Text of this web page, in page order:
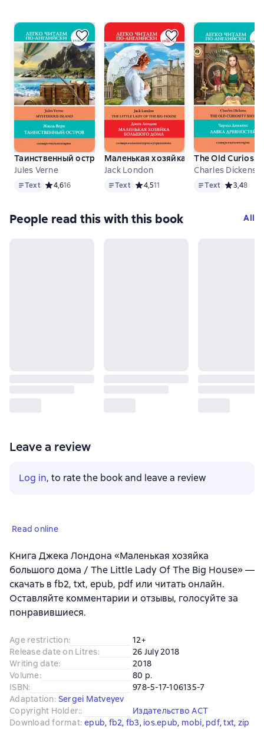
Таинственный остров / Mysterious Island
Jules Verne
TextText Средний рейтинг 4,6 на основе 16 оценок
4,616
Маленькая хозяйка большого дома /
Jack London
TextText Средний рейтинг 4,5 на основе 11
4,511
The Old
Charles Dickens
TextText Средний
3,48
People read this with this book All
Leave a review
Log in, to rate the book and leave a review
Read online
Книга Джека Лондона «Маленькая хозяйка
большого дома / The Little Lady Of The Big House» —
скачать в fb2, txt, epub, pdf или читать онлайн.
Оставляйте комментарии и отзывы, голосуйте за
понравившиеся.
Age restriction:
12+
Release date on Litres:
26 July 2018
Writing date:
2018
Volume:
80 p.
ISBN:
978-5-17-106135-7
Adaptation: Sergei Matveyev
Copyright Holder::
Издательство АСТ
Download format: epub, fb2, fb3, ios.epub, mobi, pdf, txt, zip